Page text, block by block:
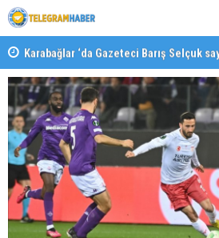
Karabağlar ‘da Gazeteci Barış Selçuk